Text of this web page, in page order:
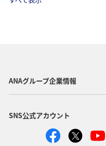
ANAグループ企業情報
SNS公式アカウント